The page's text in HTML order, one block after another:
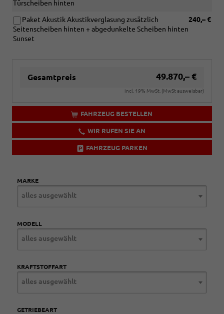
Türscheiben hinten
240,– €
Paket Akustik Akustikverglasung zusätzlich
Seitenscheiben hinten + abgedunkelte Scheiben hinten
Sunset
Gesamtpreis 49.870,– €
incl. 19% MwSt. (MwSt ausweisbar)
FAHRZEUG BESTELLEN
WIR RUFEN SIE AN
FAHRZEUG PARKEN
MARKE
alles ausgewählt
MODELL
alles ausgewählt
KRAFTSTOFFART
alles ausgewählt
GETRIEBEART